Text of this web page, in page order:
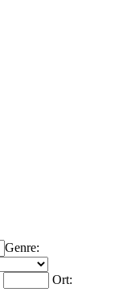
Genre:
Ort: